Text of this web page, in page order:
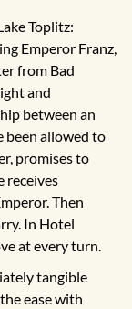
Toplitz:
Emperor Franz,
from Bad
and
between an
been allowed to
promises to
receives
Then
In Hotel
at every turn.
tangible
ease with